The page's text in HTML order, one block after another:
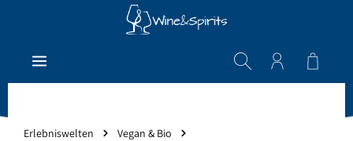
Zum Hauptinhalt springen
Erlebniswelten
Vegan & Bio